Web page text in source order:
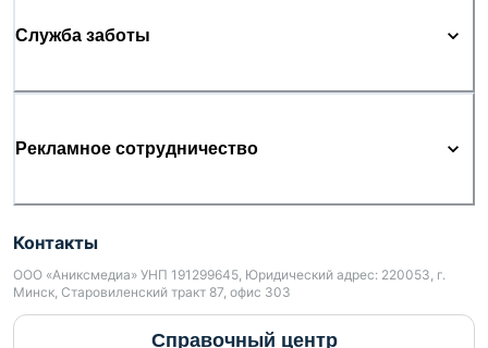
Служба заботы
Рекламное сотрудничество
Контакты
ООО «Аниксмедиа» УНП 191299645, Юридический адрес: 220053, г.
Минск, Старовиленский тракт 87, офис 303
Справочный центр